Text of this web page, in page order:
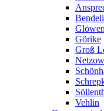
Glöwen
Görike
Groß
Netzow
Vehlin